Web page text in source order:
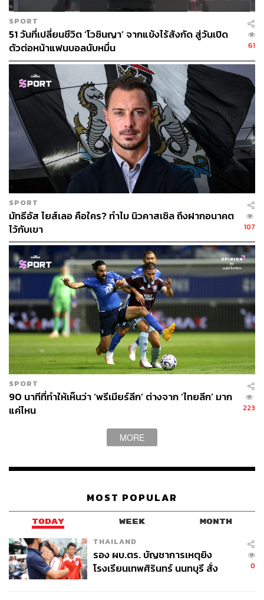
แสดงออกอย่างชัดเจนว่าต้องการจะย้ายไปอยู่กับแชมป์
พรีเมียร์ลีกอย่างลิเวอร์พูล
ความอึดอัดในเรื่องของอิซัคบีบให้นิวคาสเซิลจำเป็นจะต้อง
เร่งหากองหน้าคนใหม่มาแทนที่เป็นการเร่งด่วน ซึ่งในตลาด
เวลานี้ก็เหลือกองหน้าของดีอีกไม่มากนักที่พร้อมจะย้ายทีม
ซึ่งเซสโกเป็นหนึ่งในแคนดิเดตลำดับต้นๆของทุกสโมสรอยู่
แล้ว
นิวคาสเซิล จึงพยายามเปิดฉากการเจรจาอย่างเร่งร้อนโดย
พยายามยื่นข้อเสนอในเวลาไล่เลี่ยกันถึง 2 ครั้ง โดยมองว่า
เป็นแท็กติกในการบีบให้ไลป์ซิกรีบตัดสินใจ ควบคู่ไปกับการ
พยายามกล่อมผู้เล่นอย่างเซสโกให้เลือกย้ายมาเล่นในเซนต์
เจมส์ ปาร์คแทน
ความหวังของทีมแม็กพายส์คือหากเซสโกตอบตกลง จะได้รีบ
ปิดดีลก่อนคู่แข่งทีมอื่น
ขณะที่ไลป์ซิกยิ้มรับเพราะอาการรีบร้อนของนิวคาสเซิลคือ
ตัวเร่งให้เกิดการแข่งขัน มีการประมูลราคา (Bidding war)
ในแบบที่สโมสรต้องการ และจบที่ตัวเลขที่สโมสรพอใจที่
73.7 ล้านปอนด์ (การันตีขั้นต่ำ 66.3 ล้านปอนด์)
อีกทีมที่ยิ้มด้วยคือแมนฯ ยูไนเต็ด ที่ความเร่งรีบของนิวคาส
เซิลในการยื่นข้อเสนอทำให้ได้รู้ตัวเลขสุดท้ายที่ไลป์ซิก
ต้องการ และเป็นตัวเลขที่พวกเขายังพอรับไหว ที่เหลือคือการ
พยายามกล่อมนักเตะไปด้วยถึงโอกาสในการย้ายมาอยู่กับ
หนึ่งในสโมสรที่ยิ่งใหญ่ที่สุดในโลก
(แต่ถ้าปีศาจแดงไม่ไหว ก็พร้อมไปนิวคาสเซิล) ซึ่งสุดท้ายดีล
จบลงด้วยชัยชนะของทีมปีศาจแดง
เพราะได้นักเตะที่แววดีสุดๆ มาร่วมทีม และยังได้ประกาศ
ฤดูกาลด้วยอันดับที่ 15 ในลีก และไม่ได้ไปเล่นฟุตบอลสโมสร
โรงละครแห่งความฝันก็ยังคงเป็นความฝันของนักฟุตบอลที่
อยากจะมาเล่นบนเวทีที่นี่สักครั้งเสมอ
SPORT
51 วันที่เปลี่ยนชีวิต ‘โวซินญา’ จากแข้งไร้สังกัด สู่วันเปิด
ตัวต่อหน้าแฟนบอลนับหมื่น
61
SPORT
มัทธีอัส ไยส์เลอ คือใคร? ทำไม นิวคาสเซิล ถึงฝากอนาคต
ไว้กับเขา
107
SPORT
90 นาทีที่ทำให้เห็นว่า ‘พรีเมียร์ลีก’ ต่างจาก ‘ไทยลีก’ มาก
แค่ไหน
223
MORE
MOST POPULAR
TODAY WEEK MONTH
THAILAND
รอง ผบ.ตร. บัญชาการเหตุยิง
โรงเรียนเทพศิรินทร์ นนทบุรี สั่ง
0